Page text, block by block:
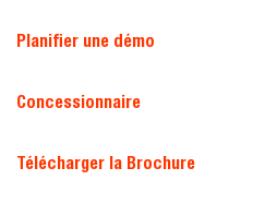
Planifier une démo
Concessionnaire
Télécharger la Brochure